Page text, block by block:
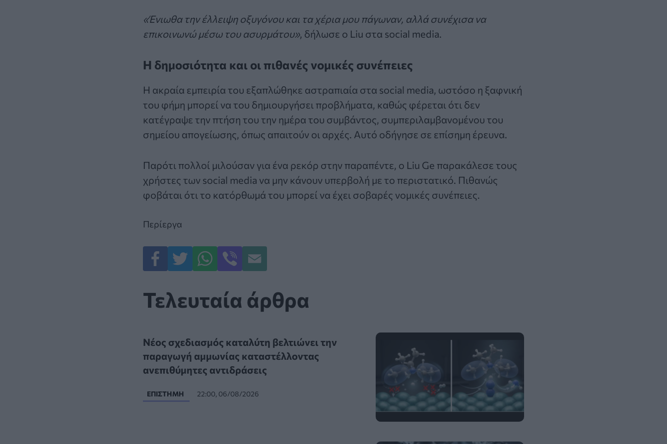
«Ένιωθα την έλλειψη οξυγόνου και τα χέρια μου πάγωναν, αλλά συνέχισα να
επικοινωνώ μέσω του ασυρμάτου», δήλωσε ο Liu στα social media.
Η δημοσιότητα και οι πιθανές νομικές συνέπειες
Η ακραία εμπειρία του εξαπλώθηκε αστραπιαία στα social media, ωστόσο η ξαφνική
του φήμη μπορεί να του δημιουργήσει προβλήματα, καθώς φέρεται ότι δεν
κατέγραψε την πτήση του την ημέρα του συμβάντος, συμπεριλαμβανομένου του
σημείου απογείωσης, όπως απαιτούν οι αρχές. Αυτό οδήγησε σε επίσημη έρευνα.
Παρότι πολλοί μιλούσαν για ένα ρεκόρ στην παραπέντε, ο Liu Ge παρακάλεσε τους
χρήστες των social media να μην κάνουν υπερβολή με το περιστατικό. Πιθανώς
φοβάται ότι το κατόρθωμά του μπορεί να έχει σοβαρές νομικές συνέπειες.
Περίεργα
Τελευταία άρθρα
Νέος σχεδιασμός καταλύτη βελτιώνει την
παραγωγή αμμωνίας καταστέλλοντας
ανεπιθύμητες αντιδράσεις
ΕΠΙΣΤΉΜΗ 22:00, 06/08/2026